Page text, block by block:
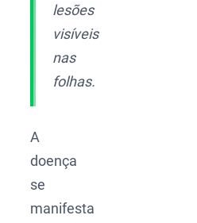
lesões
visíveis
nas
folhas.
A
doença
se
manifesta